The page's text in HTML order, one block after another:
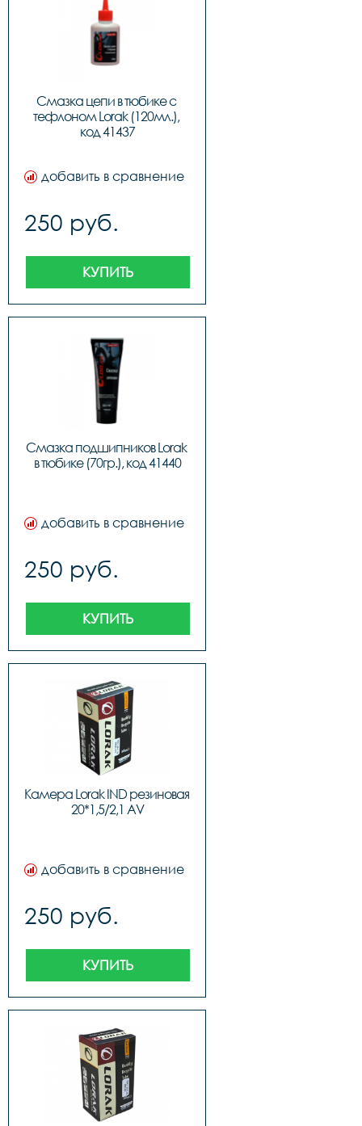
Смазка цепи в тюбике с
тефлоном Lorak (120мл.),
код 41437
добавить в сравнение
250 руб.
КУПИТЬ
Смазка подшипников Lorak
в тюбике (70гр.), код 41440
добавить в сравнение
250 руб.
КУПИТЬ
Камера Lorak IND резиновая
20*1,5/2,1 AV
добавить в сравнение
250 руб.
КУПИТЬ